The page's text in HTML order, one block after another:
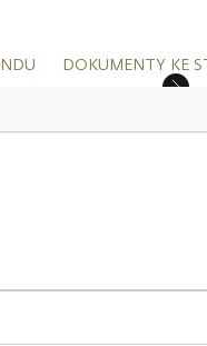
DOKUMENTY KE